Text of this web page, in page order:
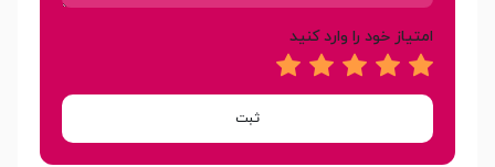
امتیاز خود را وارد کنید
ثبت